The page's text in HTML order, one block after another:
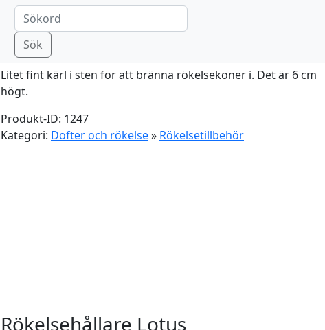
Sök
Rökelsetillbehör
Stenkärl för rökelsekoner
Litet fint kärl i sten för att bränna rökelsekoner i. Det är 6 cm
högt.
Produkt-ID: 1247
Kategori: Dofter och rökelse» Rökelsetillbehör
Rökelsehållare Lotus